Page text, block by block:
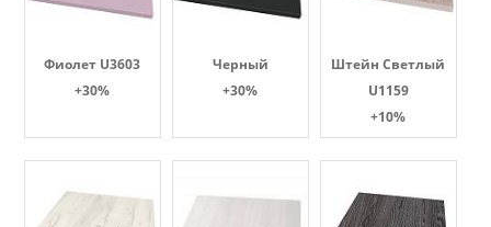
Фиолет U3603
+30%
Черный
+30%
Штейн Светлый
U1159
+10%